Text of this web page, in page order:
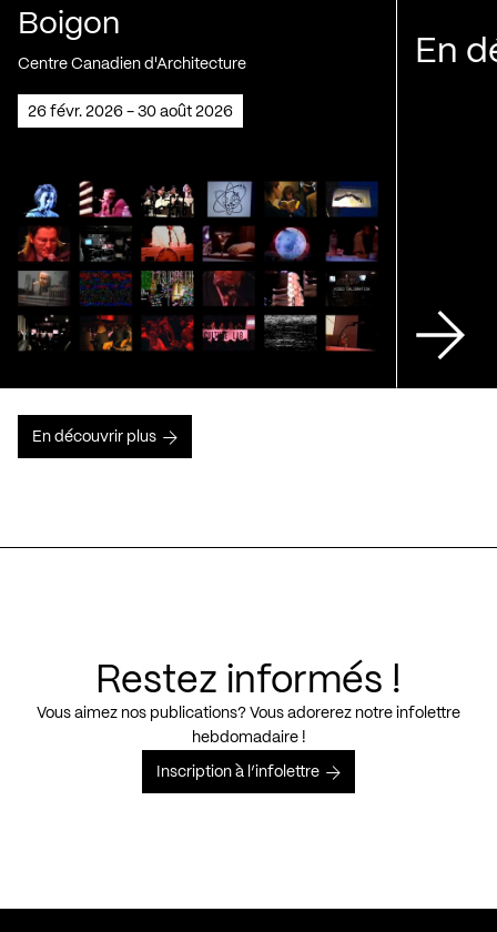
Boigon
Centre Canadien d'Architecture
26 févr. 2026 - 30 août 2026
En
En découvrir plus
Restez informés !
Vous aimez nos publications? Vous adorerez notre infolettre
hebdomadaire !
Inscription à l’infolettre